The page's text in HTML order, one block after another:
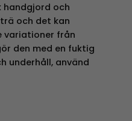
handgjord och
och det kan
variationer från
den med en fuktig
underhåll, använd